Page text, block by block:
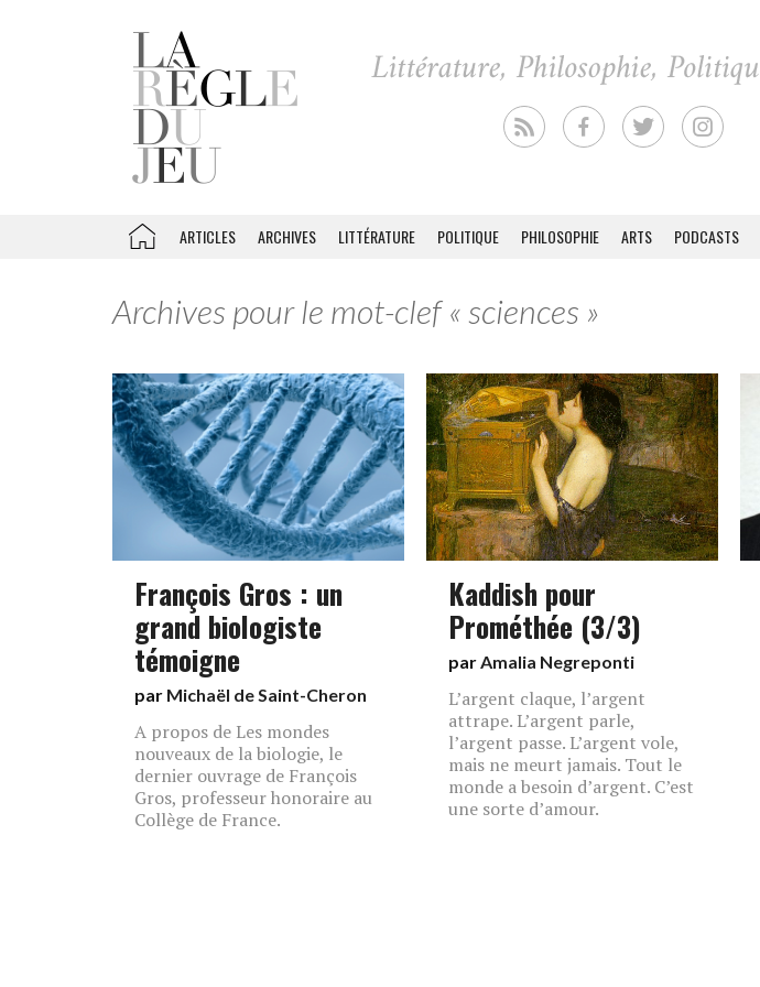
ARTICLES ARCHIVES LITTÉRATURE POLITIQUE PHILOSOPHIE ARTS PODCASTS
Archives pour le mot-clef « sciences »
François Gros : un
grand biologiste
témoigne
par Michaël de Saint-Cheron
A propos de Les mondes
nouveaux de la biologie, le
dernier ouvrage de François
Gros, professeur honoraire au
Collège de France.
Kaddish pour
Prométhée (3/3)
parAmalia Negreponti
L’argent claque, l’argent
attrape. L’argent parle,
l’argent passe. L’argent vole,
mais ne meurt jamais. Tout le
monde a besoin d’argent. C’est
une sorte d’amour.